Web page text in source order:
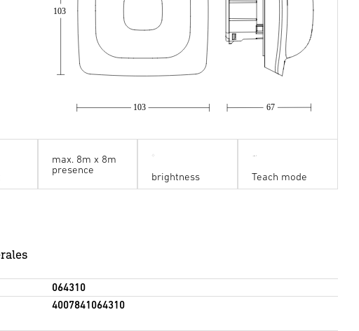
67
103
103
max. 8m x 8m
presence
brightness Teach mode
064310
4007841064310